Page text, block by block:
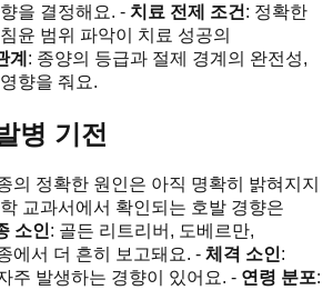
을 결정해요. - 치료 전제 조건 : 정확한
윤 범위 파악이 치료 성공의
계 : 종양의 등급과 절제 경계의 완전성,
향을 줘요.
병 기전
의 정확한 원인은 아직 명확히 밝혀지지
교과서에서 확인되는 호발 경향은
소인: 골든 리트리버, 도베르만,
에서 더 흔히 보고돼요. - 체격 소인:
주 발생하는 경향이 있어요. - 연령 분포: